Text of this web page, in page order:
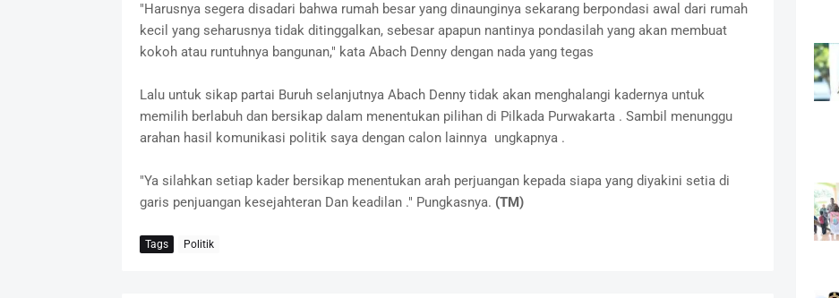
"Harusnya segera disadari bahwa rumah besar yang dinaunginya sekarang berpondasi awal dari rumah
kecil yang seharusnya tidak ditinggalkan, sebesar apapun nantinya pondasilah yang akan membuat
kokoh atau runtuhnya bangunan," kata Abach Denny dengan nada yang tegas
Lalu untuk sikap partai Buruh selanjutnya Abach Denny tidak akan menghalangi kadernya untuk
memilih berlabuh dan bersikap dalam menentukan pilihan di Pilkada Purwakarta . Sambil menunggu
arahan hasil komunikasi politik saya dengan calon lainnya ungkapnya .
"Ya silahkan setiap kader bersikap menentukan arah perjuangan kepada siapa yang diyakini setia di
garis penjuangan kesejahteran Dan keadilan ." Pungkasnya. (TM)
Tags Politik